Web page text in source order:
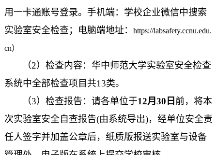
用一卡通账号登录。手机端：学校企业微信中搜索
实验室安全检查；电脑端地址：
https://labsafety.ccnu.edu.
cn）
（2）检查内容：华中师范大学实验室安全检查
系统中全部检查项目共13类。
（3）检查报告：请各单位于12月30 日 前，将本
次实验室安全自查报告(由系统导出)，经单位安全责
任人签字并加盖公章后，纸质版报送实验室与设备